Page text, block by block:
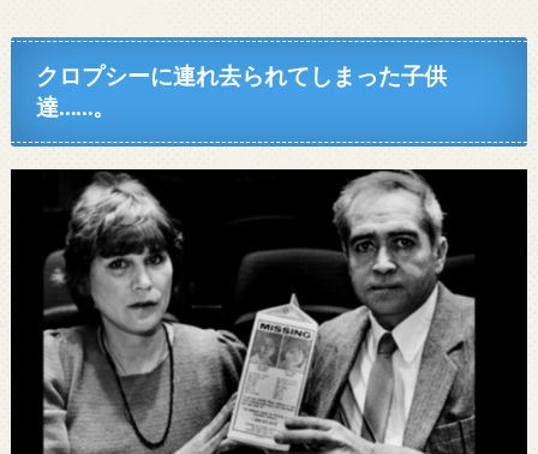
クロプシーに連れ去られてしまった子供
達……。